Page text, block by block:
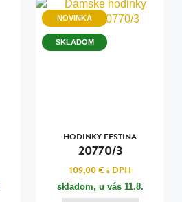
NOVINKA
SKLADOM
HODINKY FESTINA
20770/3
109,00 €s DPH
skladom, u vás 11.8.